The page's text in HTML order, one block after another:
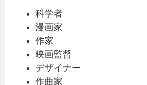
科学者
漫画家
作家
映画監督
デザイナー
作曲家